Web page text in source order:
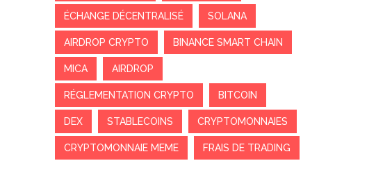
ÉCHANGE DÉCENTRALISÉ SOLANA
AIRDROP CRYPTO BINANCE SMART CHAIN
MICA AIRDROP
RÉGLEMENTATION CRYPTO BITCOIN
DEX STABLECOINS CRYPTOMONNAIES
CRYPTOMONNAIE MEME FRAIS DE TRADING